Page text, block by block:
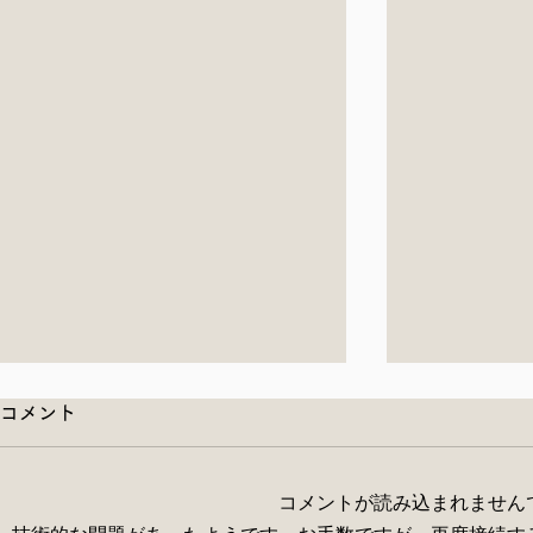
コメント
コメントが読み込まれません